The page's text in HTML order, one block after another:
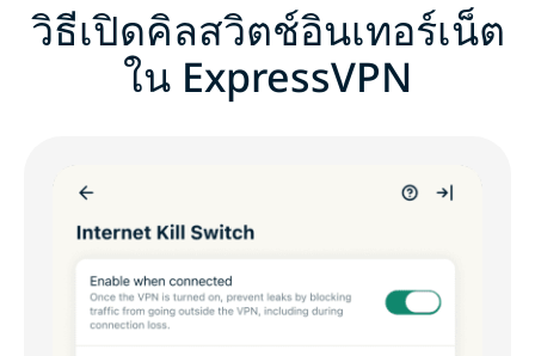
วิธีเปิดคิลสวิตช์อินเทอร์เน็ต
ใน ExpressVPN